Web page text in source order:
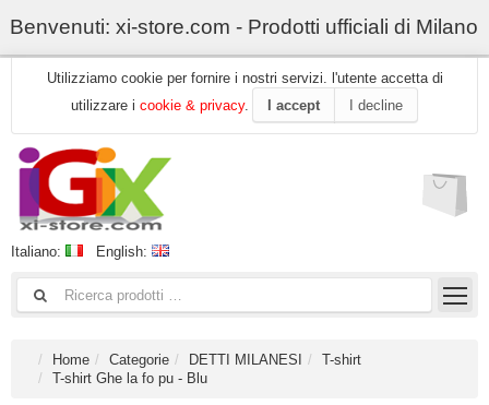
Benvenuti: xi-store.com - Prodotti ufficiali di Milano
Utilizziamo cookie per fornire i nostri servizi. l'utente accetta di
utilizzare i cookie & privacy. I accept I decline
Italiano: English:
Home Categorie DETTI MILANESI
T-shirt
T-shirt Ghe la fo pu - Blu